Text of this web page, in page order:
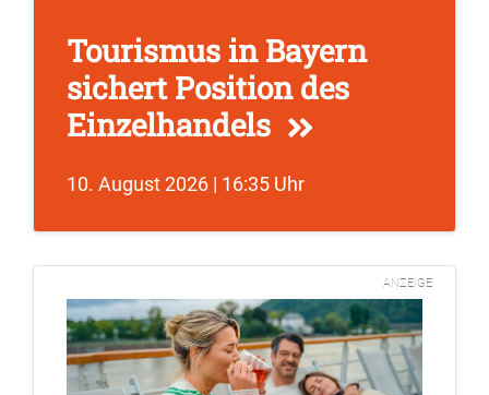
Tourismus in Bayern
sichert Position des
Einzelhandels
10. August 2026 | 16:35 Uhr
ANZEIGE